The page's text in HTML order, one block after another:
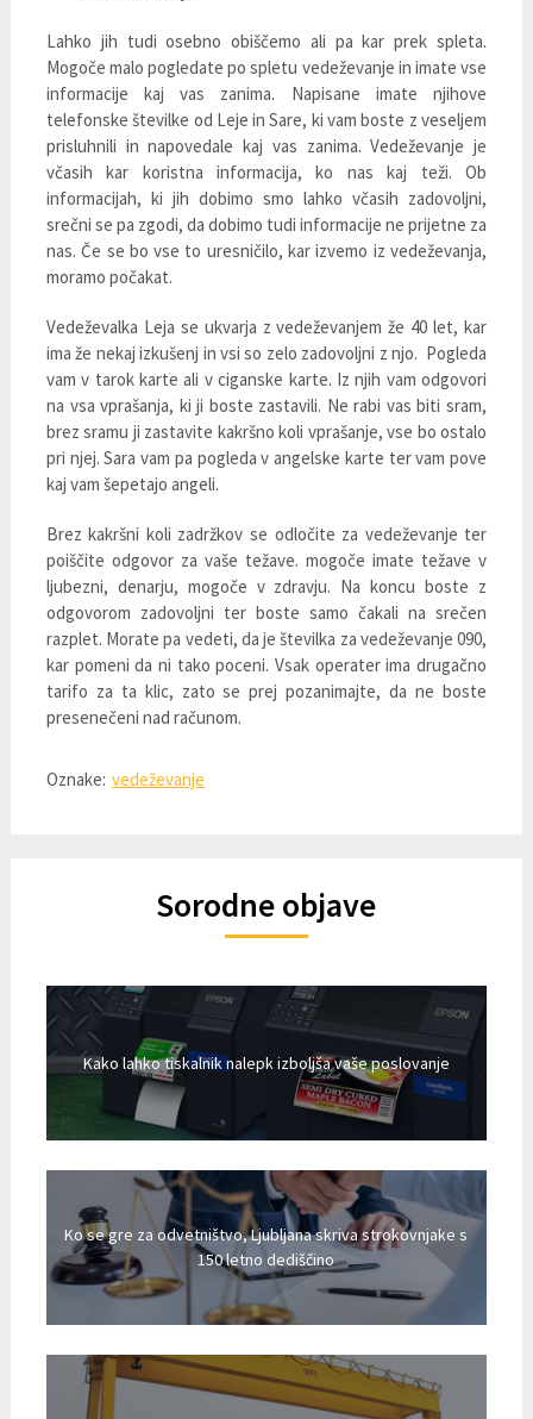
Lahko jih tudi osebno obiščemo ali pa kar prek spleta.
Mogoče malo pogledate po spletu vedeževanje in imate vse
informacije kaj vas zanima. Napisane imate njihove
telefonske številke od Leje in Sare, ki vam boste z veseljem
prisluhnili in napovedale kaj vas zanima. Vedeževanje je
včasih kar koristna informacija, ko nas kaj teži. Ob
informacijah, ki jih dobimo smo lahko včasih zadovoljni,
srečni se pa zgodi, da dobimo tudi informacije ne prijetne za
nas. Če se bo vse to uresničilo, kar izvemo iz vedeževanja,
moramo počakat.
Vedeževalka Leja se ukvarja z vedeževanjem že 40 let, kar
ima že nekaj izkušenj in vsi so zelo zadovoljni z njo. Pogleda
vam v tarok karte ali v ciganske karte. Iz njih vam odgovori
na vsa vprašanja, ki ji boste zastavili. Ne rabi vas biti sram,
brez sramu ji zastavite kakršno koli vprašanje, vse bo ostalo
pri njej. Sara vam pa pogleda v angelske karte ter vam pove
kaj vam šepetajo angeli.
Brez kakršni koli zadržkov se odločite za vedeževanje ter
poiščite odgovor za vaše težave. mogoče imate težave v
ljubezni, denarju, mogoče v zdravju. Na koncu boste z
odgovorom zadovoljni ter boste samo čakali na srečen
razplet. Morate pa vedeti, da je številka za vedeževanje 090,
kar pomeni da ni tako poceni. Vsak operater ima drugačno
tarifo za ta klic, zato se prej pozanimajte, da ne boste
presenečeni nad računom.
Oznake: vedeževanje
Sorodne objave
Kako lahko tiskalnik nalepk izboljša vaše poslovanje
Ko se gre za odvetništvo, Ljubljana skriva strokovnjake s
150 letno dediščino